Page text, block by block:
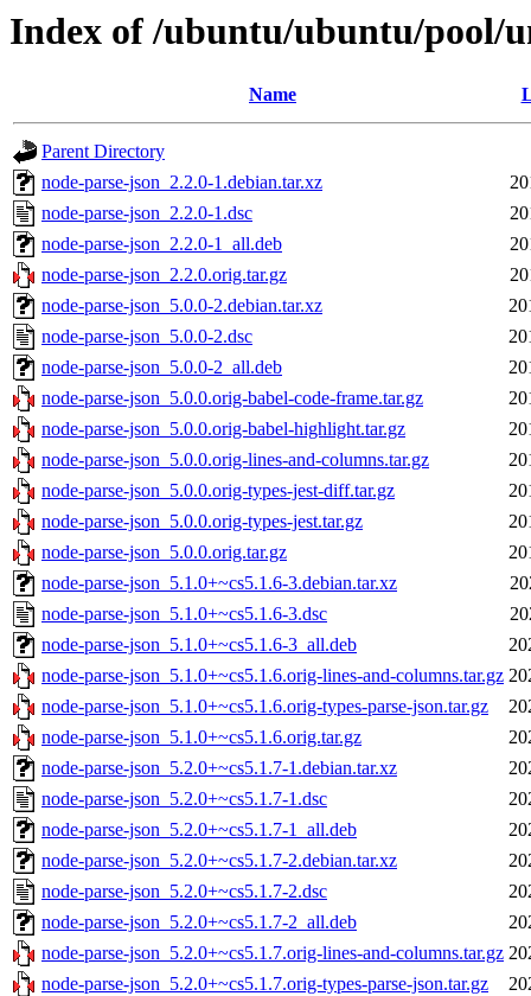
Index of /ubuntu/ubuntu/pool/
Name
Parent Directory
node-parse-json_2.2.0-1.debian.tar.xz
node-parse-json_2.2.0-1.dsc
node-parse-json_2.2.0-1_all.deb
node-parse-json_2.2.0.orig.tar.gz
node-parse-json_5.0.0-2.debian.tar.xz
node-parse-json_5.0.0-2.dsc
node-parse-json_5.0.0-2_all.deb
node-parse-json_5.0.0.orig-babel-code-frame.tar.gz
node-parse-json_5.0.0.orig-babel-highlight.tar.gz
node-parse-json_5.0.0.orig-lines-and-columns.tar.gz
node-parse-json_5.0.0.orig-types-jest-diff.tar.gz
node-parse-json_5.0.0.orig-types-jest.tar.gz
node-parse-json_5.0.0.orig.tar.gz
node-parse-json_5.1.0+~cs5.1.6-3.debian.tar.xz
node-parse-json_5.1.0+~cs5.1.6-3.dsc
node-parse-json_5.1.0+~cs5.1.6-3_all.deb
node-parse-json_5.1.0+~cs5.1.6.orig-lines-and-columns.tar.gz
node-parse-json_5.1.0+~cs5.1.6.orig-types-parse-json.tar.gz
node-parse-json_5.1.0+~cs5.1.6.orig.tar.gz
node-parse-json_5.2.0+~cs5.1.7-1.debian.tar.xz
node-parse-json_5.2.0+~cs5.1.7-1.dsc
node-parse-json_5.2.0+~cs5.1.7-1_all.deb
node-parse-json_5.2.0+~cs5.1.7-2.debian.tar.xz
node-parse-json_5.2.0+~cs5.1.7-2.dsc
node-parse-json_5.2.0+~cs5.1.7-2_all.deb
node-parse-json_5.2.0+~cs5.1.7.orig-lines-and-columns.tar.gz
node-parse-json_5.2.0+~cs5.1.7.orig-types-parse-json.tar.gz